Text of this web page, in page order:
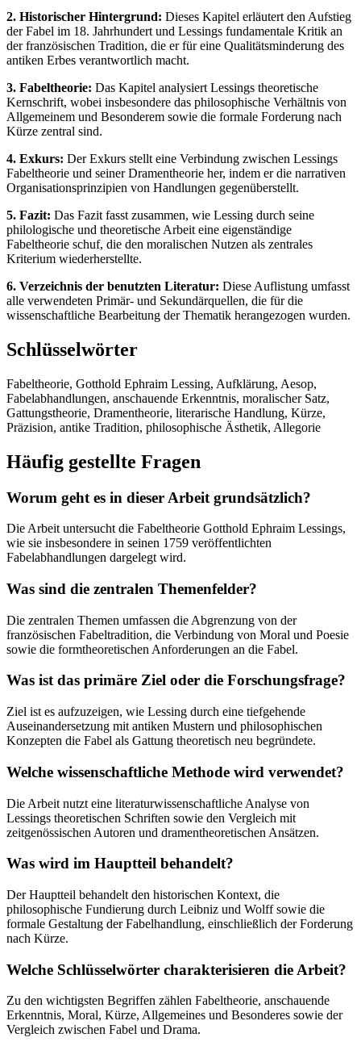
2. Historischer Hintergrund: Dieses Kapitel erläutert den Aufstieg
der Fabel im 18. Jahrhundert und Lessings fundamentale Kritik an
der französischen Tradition, die er für eine Qualitätsminderung des
antiken Erbes verantwortlich macht.
3. Fabeltheorie: Das Kapitel analysiert Lessings theoretische
Kernschrift, wobei insbesondere das philosophische Verhältnis von
Allgemeinem und Besonderem sowie die formale Forderung nach
Kürze zentral sind.
4. Exkurs: Der Exkurs stellt eine Verbindung zwischen Lessings
Fabeltheorie und seiner Dramentheorie her, indem er die narrativen
Organisationsprinzipien von Handlungen gegenüberstellt.
5. Fazit: Das Fazit fasst zusammen, wie Lessing durch seine
philologische und theoretische Arbeit eine eigenständige
Fabeltheorie schuf, die den moralischen Nutzen als zentrales
Kriterium wiederherstellte.
6. Verzeichnis der benutzten Literatur: Diese Auflistung umfasst
alle verwendeten Primär- und Sekundärquellen, die für die
wissenschaftliche Bearbeitung der Thematik herangezogen wurden.
Schlüsselwörter
Fabeltheorie, Gotthold Ephraim Lessing, Aufklärung, Aesop,
Fabelabhandlungen, anschauende Erkenntnis, moralischer Satz,
Gattungstheorie, Dramentheorie, literarische Handlung, Kürze,
Präzision, antike Tradition, philosophische Ästhetik, Allegorie
Häufig gestellte Fragen
Worum geht es in dieser Arbeit grundsätzlich?
Die Arbeit untersucht die Fabeltheorie Gotthold Ephraim Lessings,
wie sie insbesondere in seinen 1759 veröffentlichten
Fabelabhandlungen dargelegt wird.
Was sind die zentralen Themenfelder?
Die zentralen Themen umfassen die Abgrenzung von der
französischen Fabeltradition, die Verbindung von Moral und Poesie
sowie die formtheoretischen Anforderungen an die Fabel.
Was ist das primäre Ziel oder die Forschungsfrage?
Ziel ist es aufzuzeigen, wie Lessing durch eine tiefgehende
Auseinandersetzung mit antiken Mustern und philosophischen
Konzepten die Fabel als Gattung theoretisch neu begründete.
Welche wissenschaftliche Methode wird verwendet?
Die Arbeit nutzt eine literaturwissenschaftliche Analyse von
Lessings theoretischen Schriften sowie den Vergleich mit
zeitgenössischen Autoren und dramentheoretischen Ansätzen.
Was wird im Hauptteil behandelt?
Der Hauptteil behandelt den historischen Kontext, die
philosophische Fundierung durch Leibniz und Wolff sowie die
formale Gestaltung der Fabelhandlung, einschließlich der Forderung
nach Kürze.
Welche Schlüsselwörter charakterisieren die Arbeit?
Zu den wichtigsten Begriffen zählen Fabeltheorie, anschauende
Erkenntnis, Moral, Kürze, Allgemeines und Besonderes sowie der
Vergleich zwischen Fabel und Drama.